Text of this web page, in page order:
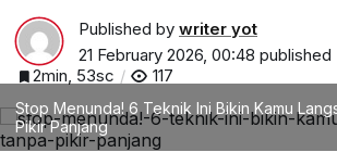
Published by writer yot
21 February 2026, 00:48 published
2min, 53sc
117
Stop Menunda! 6 Teknik Ini Bikin Kamu
Pikir Panjang